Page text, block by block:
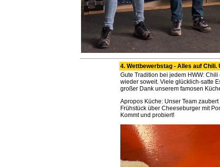
4. Wettbewerbstag - Alles auf Chili.
Gute Tradition bei jedem HWW:
wieder soweit. Viele glücklich-satte
großer Dank unserem famosen
Apropos Küche: Unser Team
Frühstück über Cheeseburger mit
Kommt und probiert!